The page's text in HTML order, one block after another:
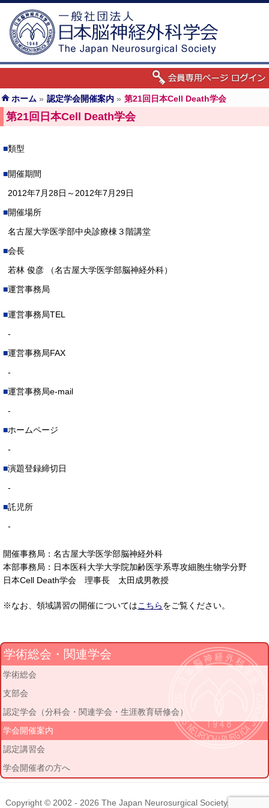
ホーム » 認定学会開催案内 » 第21回日本Cell Death学会
第21回日本Cell Death学会
類型
開催期間
2012年7月28日～2012年7月29日
開催場所
名古屋大学医学部中央診療棟３階講堂
会長
若林 俊彦 （名古屋大学医学部脳神経外科）
運営事務局
運営事務局TEL
-
運営事務局FAX
-
運営事務局e-mail
-
ホームページ
-
演題登録締切日
-
託児所
-
開催事務局：名古屋大学医学部脳神経外科
本部事務局：日本医科大学大学院加齢医学系専攻細胞生物学分野
日本Cell Death学会 理事長 太田成男教授
※なお、領域講習の開催についてはこちらをご覧ください。
学術総会・関連学会
学術総会
支部会
認定学会（分科会・関連学会・生涯教育研修会）
学会開催案内
認定講習会
学会開催者の方へ
Copyright © 2002 - 2026 The Japan Neurosurgical Society. All rights